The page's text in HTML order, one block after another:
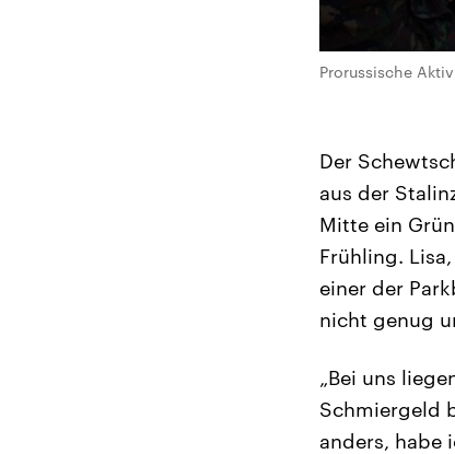
Prorussische
Der
aus der
Mitte ein
Frühling.
einer der
nicht genug
„Bei uns
Schmiergeld
anders, habe